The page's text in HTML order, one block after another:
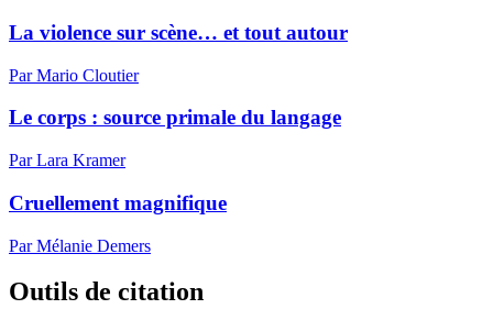
La violence sur scène… et tout autour
Par Mario Cloutier
Le corps : source primale du langage
Par Lara Kramer
Cruellement magnifique
Par Mélanie Demers
Outils de citation